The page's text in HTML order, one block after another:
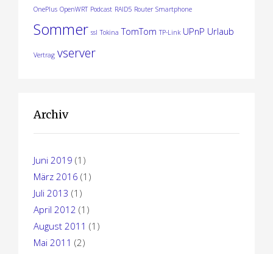
OnePlus OpenWRT Podcast RAID5 Router Smartphone
Sommer ssl Tokina TomTom TP-Link UPnP Urlaub
Vertrag vserver
Archiv
Juni 2019 (1)
März 2016 (1)
Juli 2013 (1)
April 2012 (1)
August 2011 (1)
Mai 2011 (2)